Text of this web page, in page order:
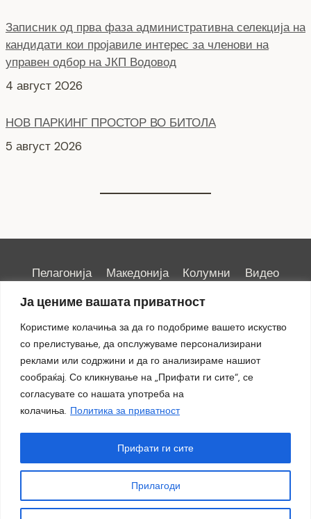
Ја цениме вашата приватност
Користиме колачиња за да го подобриме вашето искуство
со прелистување, да опслужуваме персонализирани
реклами или содржини и да го анализираме нашиот
сообраќај. Со кликнување на „Прифати ги сите“, се
согласувате со нашата употреба на
колачиња. Политика за приватност
Прилагоди
Прифати ги сите
НОВ ПАРКИНГ ПРОСТОР ВО БИТОЛА
5 август 2026
Пелагонија Македонија Колумни
Видео
Емисии
Култура Здравје
Занимливости
Спорт
ИРИС
Импресум
© 2018 - 2026 ОТВ